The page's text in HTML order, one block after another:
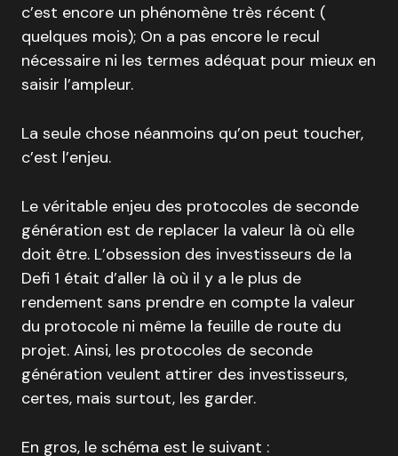
c’est encore un phénomène très récent (
quelques mois); On a pas encore le recul
nécessaire ni les termes adéquat pour mieux en
saisir l’ampleur.
La seule chose néanmoins qu’on peut toucher,
c’est l’enjeu.
Le véritable enjeu des protocoles de seconde
génération est de replacer la valeur là où elle
doit être. L’obsession des investisseurs de la
Defi 1 était d’aller là où il y a le plus de
rendement sans prendre en compte la valeur
du protocole ni même la feuille de route du
projet. Ainsi, les protocoles de seconde
génération veulent attirer des investisseurs,
certes, mais surtout, les garder.
En gros, le schéma est le suivant :